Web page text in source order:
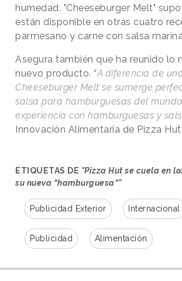
humedad. "Cheeseburger Melt"
están disponible en otras cuatro
parmesano y carne con salsa
Asegura también que ha reunido lo
nuevo producto. “A diferencia de
Cheeseburger Melt se sumerge
salsa para hamburguesas del
experiencia con hamburguesas y
Innovación Alimentaria de Pizza Hut.
ETIQUETAS DE "Pizza Hut se cuela en
su nueva “hamburguesa”"
Publicidad Exterior Internacional
Publicidad Alimentación